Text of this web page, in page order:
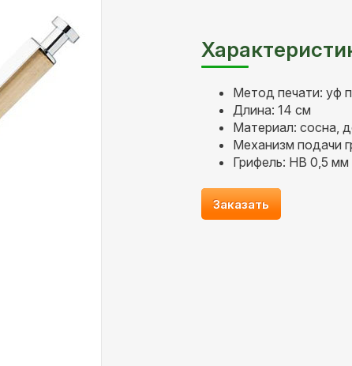
Метод печати: уф
Длина: 14 см
Материал: сосна,
Механизм подачи
Грифель: HB 0,5 мм
Заказать